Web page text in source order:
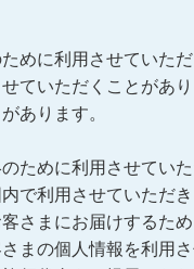
めに利用させていた
ていただくことがあり
あります。
ために利用させてい
で利用させていただき
さまにお届けするた
まの個人情報を利用